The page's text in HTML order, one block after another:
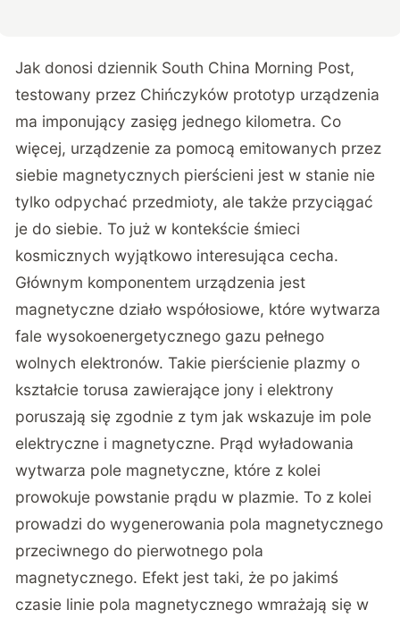
Jak donosi dziennik South China Morning Post,
testowany przez Chińczyków prototyp urządzenia
ma imponujący zasięg jednego kilometra. Co
więcej, urządzenie za pomocą emitowanych przez
siebie magnetycznych pierścieni jest w stanie nie
tylko odpychać przedmioty, ale także przyciągać
je do siebie. To już w kontekście śmieci
kosmicznych wyjątkowo interesująca cecha.
Głównym komponentem urządzenia jest
magnetyczne działo współosiowe, które wytwarza
fale wysokoenergetycznego gazu pełnego
wolnych elektronów. Takie pierścienie plazmy o
kształcie torusa zawierające jony i elektrony
poruszają się zgodnie z tym jak wskazuje im pole
elektryczne i magnetyczne. Prąd wyładowania
wytwarza pole magnetyczne, które z kolei
prowokuje powstanie prądu w plazmie. To z kolei
prowadzi do wygenerowania pola magnetycznego
przeciwnego do pierwotnego pola
magnetycznego. Efekt jest taki, że po jakimś
czasie linie pola magnetycznego wmrażają się w